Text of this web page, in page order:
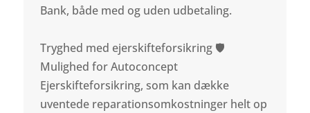
Bank, både med og uden udbetaling.
Tryghed med ejerskifteforsikring 🛡️
Mulighed for Autoconcept
Ejerskifteforsikring, som kan dække
uventede reparationsomkostninger helt op